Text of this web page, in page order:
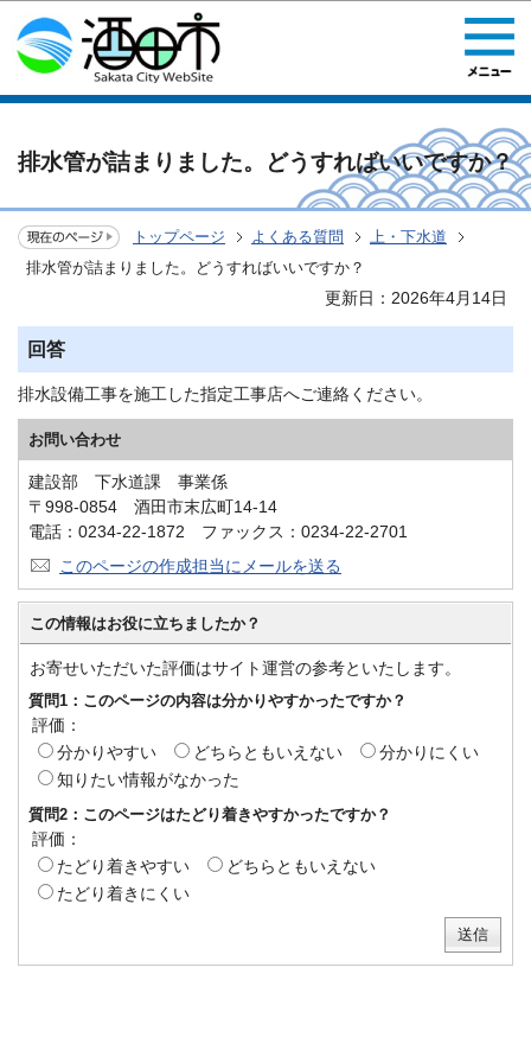
このページの本文へ移動
排水管が詰まりました。どうすればいいですか？
トップページ よくある質問
上・下水道
排水管が詰まりました。どうすればいいですか？
更新日：2026年4月14日
回答
排水設備工事を施工した指定工事店へご連絡ください。
お問い合わせ
建設部 下水道課 事業係
〒998-0854 酒田市末広町14-14
電話：0234-22-1872 ファックス：0234-22-2701
このページの作成担当にメールを送る
この情報はお役に立ちましたか？
お寄せいただいた評価はサイト運営の参考といたします。
質問1：このページの内容は分かりやすかったですか？
評価：
分かりやすい
どちらともいえない
分かりにくい
知りたい情報がなかった
質問2：このページはたどり着きやすかったですか？
評価：
たどり着きやすい
どちらともいえない
たどり着きにくい